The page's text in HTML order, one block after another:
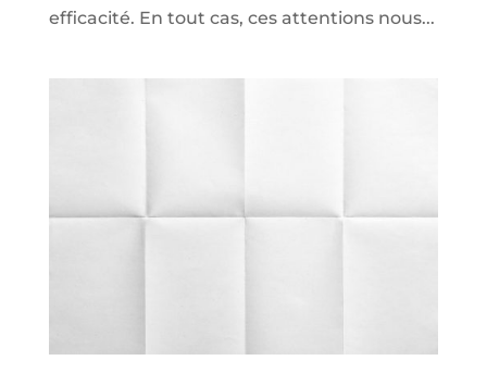
efficacité. En tout cas, ces attentions nous...